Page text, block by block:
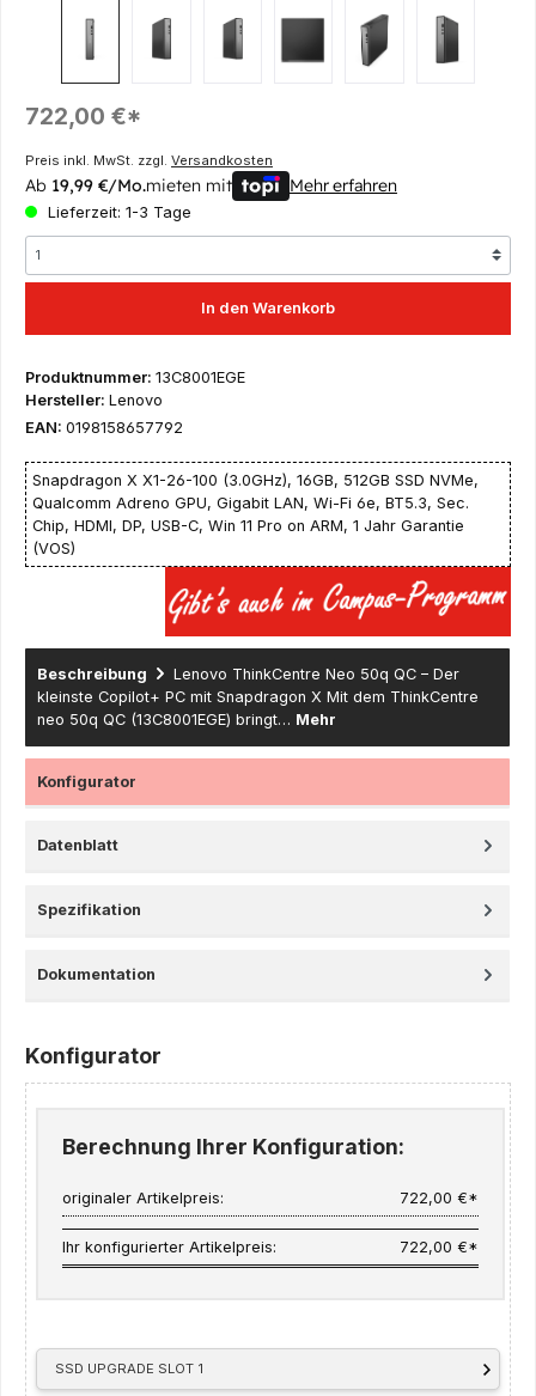
Regulärer Preis:
722,00 €*
Preis inkl. MwSt. zzgl. Versandkosten
Ab 19,99 €/Mo.mieten mit Mehr erfahren
Lieferzeit: 1-3 Tage
In den Warenkorb
Produktnummer: 13C8001EGE
Hersteller: Lenovo
EAN: 0198158657792
Snapdragon X X1-26-100 (3.0GHz), 16GB, 512GB SSD NVMe,
Qualcomm Adreno GPU, Gigabit LAN, Wi-Fi 6e, BT5.3, Sec.
Chip, HDMI, DP, USB-C, Win 11 Pro on ARM, 1 Jahr Garantie
(VOS)
Beschreibung
Lenovo ThinkCentre Neo 50q QC – Der
kleinste Copilot+ PC mit Snapdragon X Mit dem ThinkCentre
neo 50q QC (13C8001EGE) bringt… Mehr
Konfigurator
Datenblatt
Spezifikation
Dokumentation
Konfigurator
SSD UPGRADE SLOT 1
Berechnung Ihrer Konfiguration:
originaler Artikelpreis: 722,00 €*
Ihr konfigurierter Artikelpreis: 722,00 €*